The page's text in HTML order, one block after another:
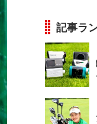
記事ラ